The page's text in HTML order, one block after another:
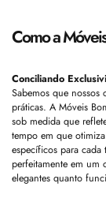
Como a
Conciliando
Sabemos que nossos
práticas. A Móveis
sob medida que
tempo em que
específicos para
perfeitamente em um
elegantes quanto